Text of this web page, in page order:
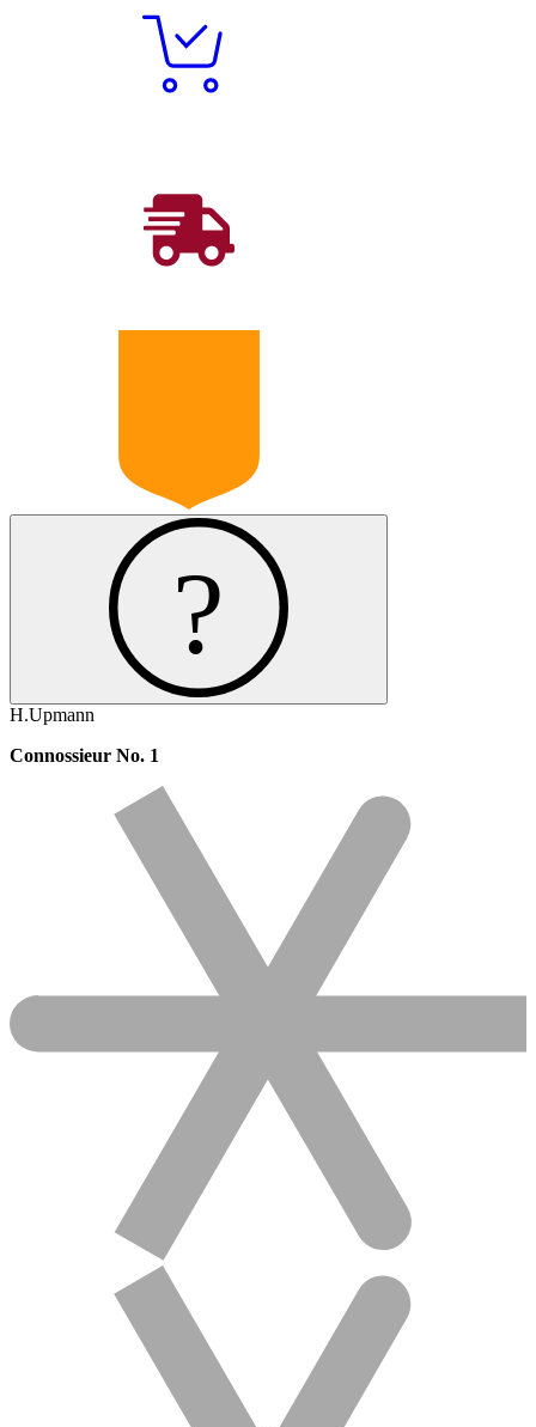
H.Upmann
Connossieur No. 1